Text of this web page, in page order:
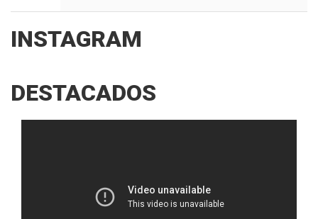
INSTAGRAM
DESTACADOS